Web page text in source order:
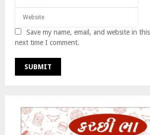
Save my name, email, and website in
next time I comment.